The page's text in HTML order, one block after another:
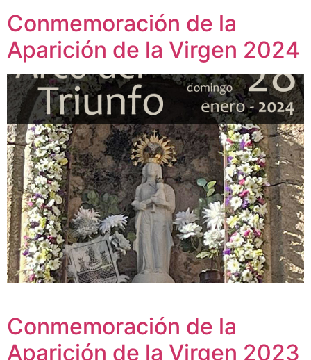
Conmemoración de la
Aparición de la Virgen 2024
Conmemoración de la
Aparición de la Virgen 2023